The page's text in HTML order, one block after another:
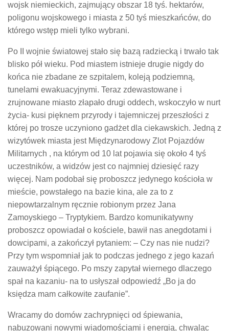
wojsk niemieckich, zajmujący obszar 18 tyś. hektarów,
poligonu wojskowego i miasta z 50 tyś mieszkańców, do
którego wstęp mieli tylko wybrani.
Po II wojnie światowej stało się bazą radziecką i trwało tak
blisko pół wieku. Pod miastem istnieje drugie nigdy do
końca nie zbadane ze szpitalem, koleją podziemną,
tunelami ewakuacyjnymi. Teraz zdewastowane i
zrujnowane miasto złapało drugi oddech, wskoczyło w nurt
życia- kusi pięknem przyrody i tajemniczej przeszłości z
której po trosze uczyniono gadżet dla ciekawskich. Jedną z
wizytówek miasta jest Międzynarodowy Zlot Pojazdów
Militarnych , na którym od 10 lat pojawia się około 4 tyś
uczestników, a widzów jest co najmniej dziesięć razy
więcej. Nam podobał się proboszcz jedynego kościoła w
mieście, powstałego na bazie kina, ale za to z
niepowtarzalnym ręcznie robionym przez Jana
Zamoyskiego – Tryptykiem. Bardzo komunikatywny
proboszcz opowiadał o kościele, bawił nas anegdotami i
dowcipami, a zakończył pytaniem: – Czy nas nie nudzi?
Przy tym wspomniał jak to podczas jednego z jego kazań
zauważył śpiącego. Po mszy zapytał wiernego dlaczego
spał na kazaniu- na to usłyszał odpowiedź „Bo ja do
księdza mam całkowite zaufanie”.
Wracamy do domów zachrypnięci od śpiewania,
nabuzowani nowymi wiadomościami i energią, chwaląc